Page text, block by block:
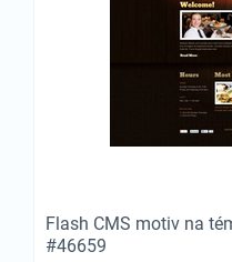
Flash CMS motiv na
#46659